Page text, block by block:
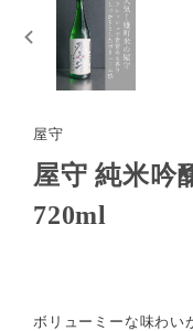
屋守
屋守 純米吟
720ml
ボリューミーな味わい